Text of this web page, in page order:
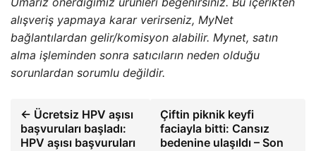
alışveriş yapmaya karar verirseniz, MyNet
bağlantılardan gelir/komisyon alabilir. Mynet, satın
alma işleminden sonra satıcıların neden olduğu
sorunlardan sorumlu değildir.
← Ücretsiz HPV aşısı
başvuruları başladı:
HPV aşısı başvuruları
Çiftin piknik keyfi
faciayla bitti: Cansız
bedenine ulaşıldı – Son